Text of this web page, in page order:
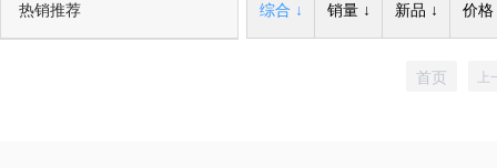
热销推荐 综合 ↓ 销量 ↓ 新品 ↓ 价格
首页 上